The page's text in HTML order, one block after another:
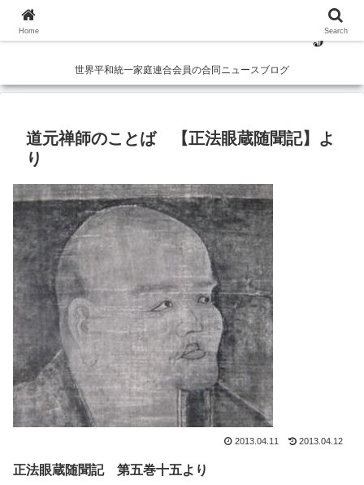
世界平和統一家庭連合会員の合同ニュースブログ
道元禅師のことば 【正法眼蔵随聞記】よ
り
2013.04.11 2013.04.12
正法眼蔵随聞記 第五巻十五より
Home Search